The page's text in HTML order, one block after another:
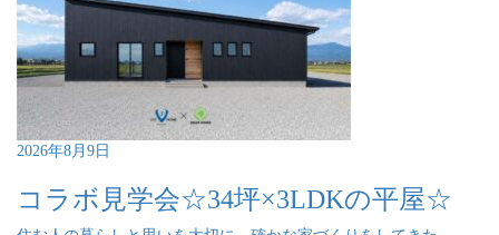
2026年8月9日
コラボ見学会☆34坪×3LDKの平屋☆